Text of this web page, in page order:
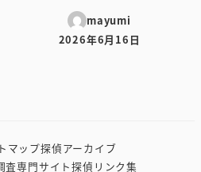
mayumi
投稿日
2026年6月16日
マップ探偵アーカイブ
査専門サイト探偵リンク集